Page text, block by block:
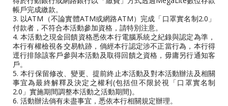
帳戶完成繳款。
3. 以ATM（不論實體ATM或網路ATM）完成「口罩實名制2.0」
付款者，不符合本活動參加資格，請特別注意。
4. 本活動之現金回饋資格悉依本行電腦系統之紀錄與認定為準，
本行有權檢視各交易軌跡，倘經本行認定涉不正當行為，本行得
逕行排除該客戶參與本活動及取得回饋之資格，毋庸另行通知客
戶。
5. 本行保留修改、變更、提前終止本活動及對本活動辦法及相關
事宜為最終解釋及決定之權利(包括但不限於視「口罩實名制
2.0」實施期間調整本活動之活動期間)。
6. 活動辦法倘有未盡事宜，悉依本行相關規定辦理。